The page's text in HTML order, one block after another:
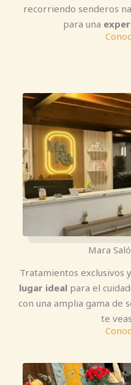
recorriendo senderos
para una
Mara
Tratamientos exclusivos
lugar ideal para el
con una amplia gama de
te